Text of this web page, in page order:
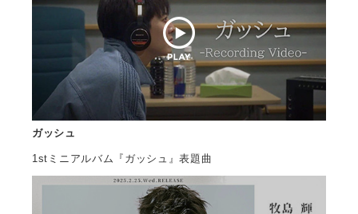
直営ショップ
会社情報
サイトマップ
ガッシュ
1stミニアルバム『ガッシュ』表題曲